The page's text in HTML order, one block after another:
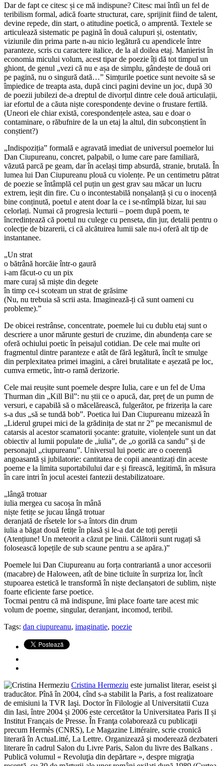
Dar de fapt ce citesc și ce mă indispune? Citesc mai întîi un fel de
teribilism formal, adică foarte structurat, care, sprijinit fiind de talent,
devine repede, din start, o atitudine poetică, o amprentă. Textele se
articulează sistematic pe pagină în două calupuri și, ostentativ,
viziunile din prima parte n-au nicio legătură cu apendicele între
paranteze, scris cu caractere italice, de la al doilea etaj. Manierist în
economia micului volum, acest tipar de poezie îți dă tot timpul un
ghiont, de genul „vezi că nu e așa de simplu, gândește de două ori
pe pagină, nu o singură dată…” Simțurile poetice sunt nevoite să se
împiedice de treapta asta, după cinci pagini devine un joc, după 30
de poezii jubilezi de-a dreptul de divorțul dintre cele două articulații,
iar efortul de a căuta niște corespondențe devine o frustare fertilă.
(Uneori ele chiar există, corespondențele astea, sau e doar o
contaminare, o răbufnire de la un etaj la altul, din subconștient în
conștient?)
„Indispoziția” formală e agravată imediat de universul poemelor lui
Dan Ciupureanu, concret, palpabil, o lume care pare familiară,
văzută parcă pe geam, dar în același timp absurdă, stranie, brutală. În
lumea lui Dan Ciupureanu plouă cu violențe. Pe un centimetru pătrat
de poezie se întâmplă cel puțin un gest grav sau măcar un lucru
extrem, ieșit din fire. Cu o incontestabilă nonșalanță și cu o inocență
bine conținută, poetul e atent doar la ce i se-ntîmplă bizar, lui sau
celorlați. Numai că progresia lecturii – poem după poem, te
încredințează că poetul nu culege cu penseta, din jur, detalii pentru o
colecție de bizarerii, ci că alcătuirea lumii sale nu-i oferă alt tip de
instantanee.
„Un strat
o bătrână horcăie într-o gaură
i-am făcut-o cu un pix
mare curaj să miște din degete
în timp ce-i scoteam un strat de grăsime
(Nu, nu trebuia să scrii asta. Imaginează-ți că sunt oameni cu
probleme).”
De obicei restrânse, concentrate, poemele lui cu dublu etaj sunt o
descriere a unor mărunte gesturi de cruzime, din abundența care se
oferă ochiului poetic în peisajul cotidian. De cele mai multe ori
fragmentul dintre paranteze e atât de fără legătură, încît te smulge
din perplexitatea primei imagini, a cărei brutalitate e așezată pe loc,
cumva ermetic, într-o ramă derizorie.
Cele mai reușite sunt poemele despre Iulia, care e un fel de Uma
Thurman din „Kill Bil”: nu știi ce o apucă, dar, preț de un pumn de
versuri, e capabilă să o măcelărească, fulgerător, pe frizerița la care
s-a dus „să se tundă bob”. Poetica lui Dan Ciupureanu mizează în
„Liderul grupei mici de la grădinița de stat nr 2” pe mecanismul de
catarsis al acestor scamatorii șocante: gratuite, violențele sunt un dat
obiectiv al lumii populate de „iulia”, de „o gorilă ca sandu” și de
personajul „ciupureanu”. Universul lui poetic are o coerență
angoasantă și jubilatorie: cantitatea de copii aneantizați din aceste
poeme e la limita suportabilului dar e și firească, legitimă, în măsura
în care intri în jocul acestei fantezii destabilizatoare.
„lângă trotuar
iulia mergea cu sacoșa în mână
niște fetițe se jucau lângă trotuar
deranjată de rîsetele lor s-a întors din drum
iulia a băgat două fetițe în plasă și le-a dat de toți pereții
(Atențiune! Un meteorit a căzut pe linii. Călătorii sunt rugați să
folosească lopețile de sub scaune pentru a se apăra.)”
Poemele lui Dan Ciupureanu au forța contrariantă a unor accesorii
(macabre) de Haloween, atît de bine ticluite în surpriza lor, încît
stupoarea estetică le transformă în niște declanșatori de sublim, niște
foarte eficiente farse poetice.
Tocmai pentru că mă indispune, îmi place foarte tare acest mic
volum de poeme, singular, deranjant, incomod, teribil.
Tags: dan ciupureanu, imaginatie, poezie
Cristina Hermeziu este jurnalist literar, eseist şi
traducător. Pînă în 2004, cînd s-a stabilit la Paris, a fost realizatoare
de emisiuni la TVR Iaşi. Doctor în Filologie al Universitatii Cuza
din Iasi, între 2004 și 2006 este cercetător la Universitatea Paris II și
Institut Français de Presse. În Franţa colaborează cu publicaţii
precum Hermès (CNRS), Le Magazine Littéraire, scrie cronică
literară în ActuaLitté, La Lettre. Organizează şi moderează dezbateri
literare în cadrul Salon du Livre Paris, Salon du livre des Balkans .
Publică volumul « Revoluţia din depărtare », despre migraţia